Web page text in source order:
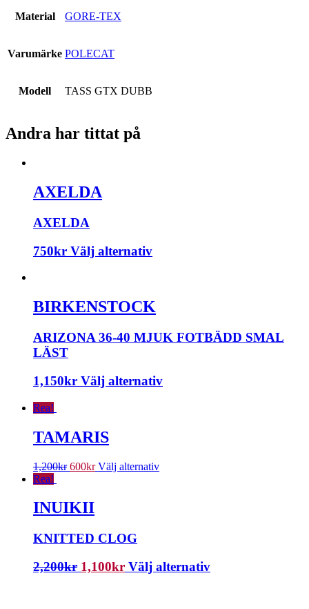
Material GORE-TEX
Varumärke POLECAT
Modell TASS GTX DUBB
Andra har tittat på
AXELDA
AXELDA
750kr Välj alternativ
BIRKENSTOCK
ARIZONA 36-40 MJUK FOTBÄDD SMAL
LÄST
1,150kr Välj alternativ
Rea!
TAMARIS
1,200kr 600kr Välj alternativ
Rea!
INUIKII
KNITTED CLOG
2,200kr 1,100kr Välj alternativ